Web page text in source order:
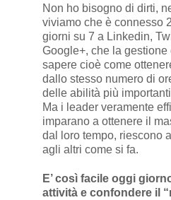
Non ho bisogno di dirti,
viviamo che è connesso
giorni su 7 a Linkedin,
Google+, che la
sapere cioè come
dallo stesso numero di
delle abilità più
Ma i leader veramente
imparano a ottenere il
dal loro tempo, riescono
agli altri come si fa.
E’ così facile oggi
attività e confondere il